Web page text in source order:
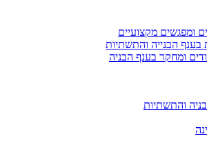
ומפגשים מקצועיים
בענף הבנייה והתשתיות
ומחקר בענף הבניה
והתשתיות